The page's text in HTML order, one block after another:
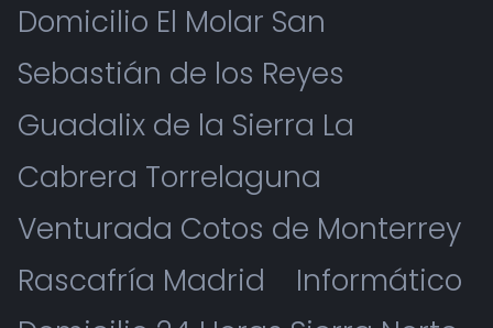
Domicilio El Molar San
Sebastián de los Reyes
Guadalix de la Sierra La
Cabrera Torrelaguna
Venturada Cotos de Monterrey
Rascafría Madrid
Informático